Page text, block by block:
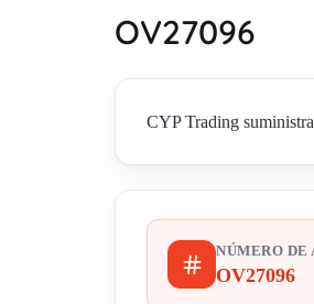
OV27096
CYP Trading
NÚMERO DE
OV27096